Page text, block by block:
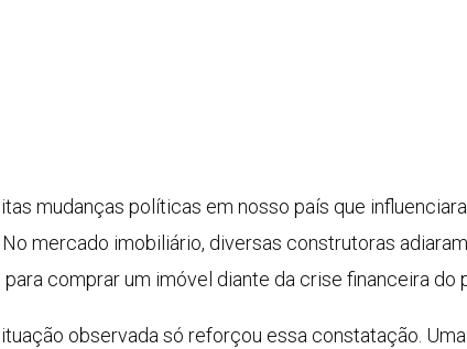
mudanças políticas em nosso país que
mercado imobiliário, diversas construtoras
comprar um imóvel diante da crise financeira do
observada só reforçou essa constatação.